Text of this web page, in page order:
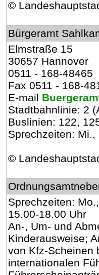
©
Bürgeramt
Elmstraße 15
30657 Hannover
0511 - 168-48465
Fax 0511 - 168-
E-mail
Stadtbahnlinie: 2
Buslinien: 122,
Sprechzeiten: Mi.,
©
Sprechzeiten:
15.00-18.00 Uhr
An-, Um- und
Kinderausweise;
von Kfz-Scheinen
internationalen